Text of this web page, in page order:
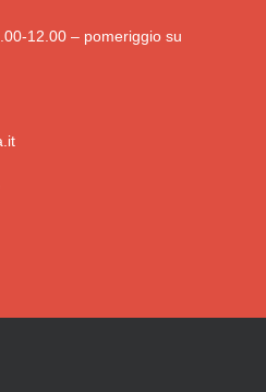
12.00 – pomeriggio su